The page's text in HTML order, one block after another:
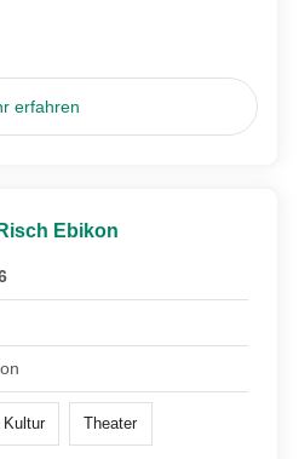
erfahren
Ebikon
Kultur Theater